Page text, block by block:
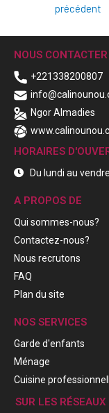
précédent
NOUS CONTACTER
+221338200807
Ngor Almadies
HORAIRES
Du lundi au
A PROPOS DE
Qui sommes-nous?
Contactez-nous?
Nous recrutons
FAQ
Plan du site
NOS SERVICES
Garde d'enfants
Ménage
Cuisine
SUR LES